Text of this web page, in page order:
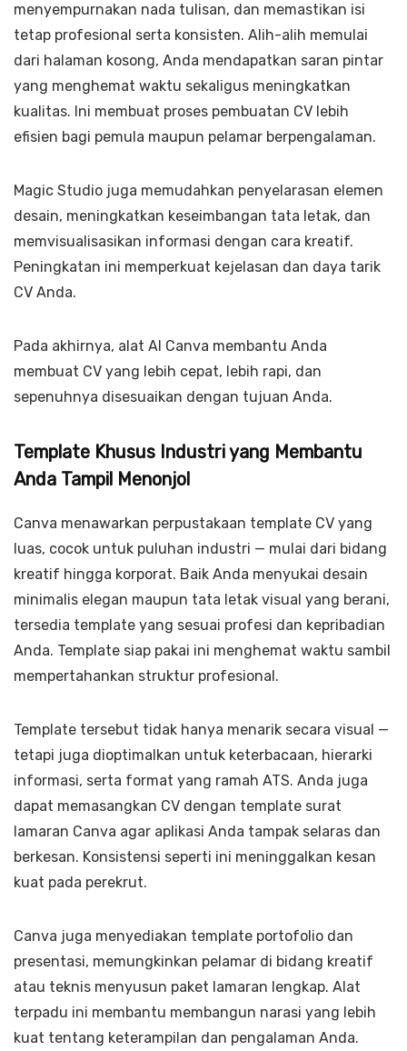
menyempurnakan nada tulisan, dan memastikan isi
tetap profesional serta konsisten. Alih-alih memulai
dari halaman kosong, Anda mendapatkan saran pintar
yang menghemat waktu sekaligus meningkatkan
kualitas. Ini membuat proses pembuatan CV lebih
efisien bagi pemula maupun pelamar berpengalaman.
Magic Studio juga memudahkan penyelarasan elemen
desain, meningkatkan keseimbangan tata letak, dan
memvisualisasikan informasi dengan cara kreatif.
Peningkatan ini memperkuat kejelasan dan daya tarik
CV Anda.
Pada akhirnya, alat AI Canva membantu Anda
membuat CV yang lebih cepat, lebih rapi, dan
sepenuhnya disesuaikan dengan tujuan Anda.
Template Khusus Industri yang Membantu
Anda Tampil Menonjol
Canva menawarkan perpustakaan template CV yang
luas, cocok untuk puluhan industri — mulai dari bidang
kreatif hingga korporat. Baik Anda menyukai desain
minimalis elegan maupun tata letak visual yang berani,
tersedia template yang sesuai profesi dan kepribadian
Anda. Template siap pakai ini menghemat waktu sambil
mempertahankan struktur profesional.
Template tersebut tidak hanya menarik secara visual —
tetapi juga dioptimalkan untuk keterbacaan, hierarki
informasi, serta format yang ramah ATS. Anda juga
dapat memasangkan CV dengan template surat
lamaran Canva agar aplikasi Anda tampak selaras dan
berkesan. Konsistensi seperti ini meninggalkan kesan
kuat pada perekrut.
Canva juga menyediakan template portofolio dan
presentasi, memungkinkan pelamar di bidang kreatif
atau teknis menyusun paket lamaran lengkap. Alat
terpadu ini membantu membangun narasi yang lebih
kuat tentang keterampilan dan pengalaman Anda.